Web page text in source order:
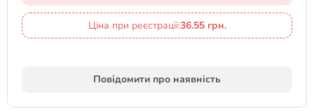
Ціна при реєстрації:36.55 грн.
Повідомити про наявність